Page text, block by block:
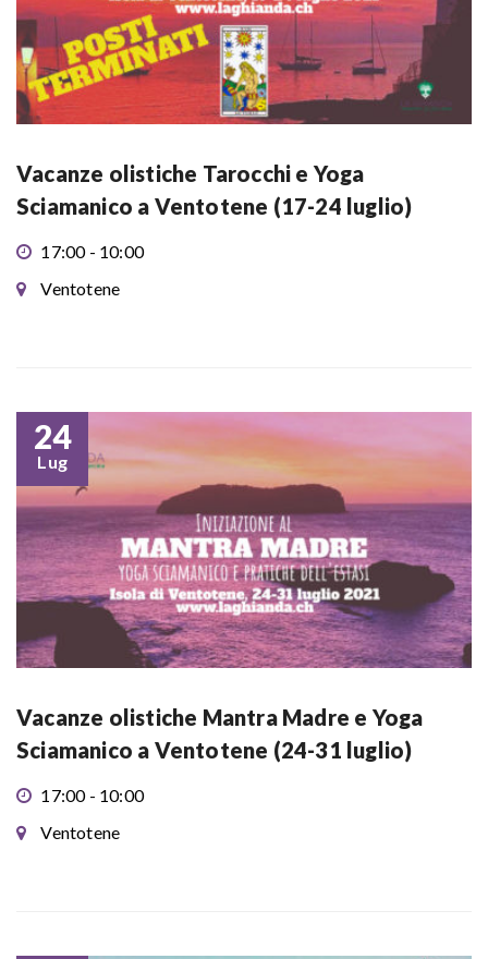
Vacanze olistiche Tarocchi e Yoga
Sciamanico a Ventotene (17-24 luglio)
17:00 - 10:00
Ventotene
24
Lug
Vacanze olistiche Mantra Madre e Yoga
Sciamanico a Ventotene (24-31 luglio)
17:00 - 10:00
Ventotene